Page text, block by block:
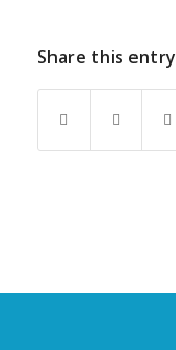
Share this entry